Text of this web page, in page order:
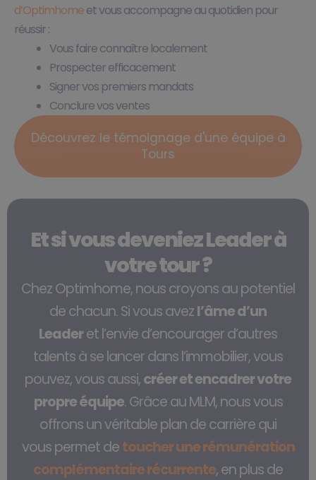
d’Optimhomeet vous accompagne au quotidien pour
réussir :
Vous faire connaître localement​
Prospecter efficacement​
Signer vos premiers mandats​
Conclure vos ventes
Découvrez le témoignage d'une équipe à
Tours
Et si vous deveniez Leader à
votre tour ?
ChezOptimhome, nous croyons au potentiel
de chacun. Si vous avezl’âme d’un
Leaderet l’envie d’encourager d’autres
talents à se lancer dansl’immobilier, vous
pouvez, vous aussi,créer et encadrer votre
propre équipe. Grâce auMLM, nous vous
offrons un véritableplan de carrièrequi
vouspermet detoucher une rémunération
complémentaire récurrente, en plus de